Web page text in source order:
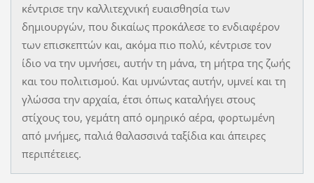
κέντρισε την καλλιτεχνική ευαισθησία των
δημιουργών, που δικαίως προκάλεσε το ενδιαφέρον
των επισκεπτών και, ακόμα πιο πολύ, κέντρισε τον
ίδιο να την υμνήσει, αυτήν τη μάνα, τη μήτρα της ζωής
και του πολιτισμού. Και υμνώντας αυτήν, υμνεί και τη
γλώσσα την αρχαία, έτσι όπως καταλήγει στους
στίχους του, γεμάτη από ομηρικό αέρα, φορτωμένη
από μνήμες, παλιά θαλασσινά ταξίδια και άπειρες
περιπέτειες.